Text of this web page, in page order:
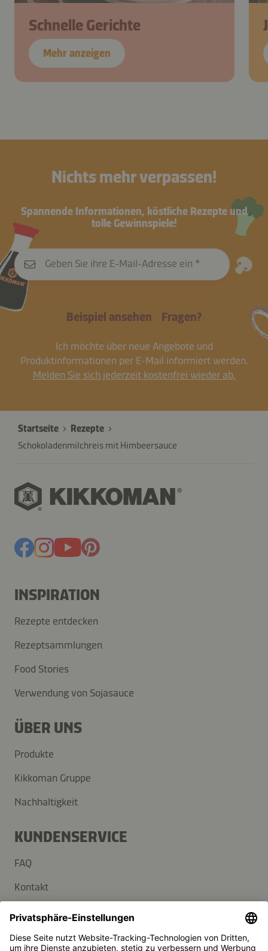
Schnelle Gerichte
Mehr anzeigen
Nichts mehr verpassen!
Spannende Informationen, köstliche Rezepte und
tolle Gewinnspiele!
Geben Sie ihre E-Mail-Adresse ein
Beispiel ansehen Fragen?
Ich möchte über neue Angebote und
Produktinformationen per E-Mail informiert werden.
Melden Sie sich jederzeit kostenfrei wieder ab.
Startseite
Rezepte
Schokoladenmilchreis mit Himbeersauce
INSPIRATION
Rezepte entdecken
Rezeptsammlungen
Food Stories
Verwendung von Sojasauce
ÜBER UNS
Produkte
Kikkoman Gruppe
Nachhaltigkeit
KUNDENSERVICE
FAQ
Kontakt
Newsletter
Presse